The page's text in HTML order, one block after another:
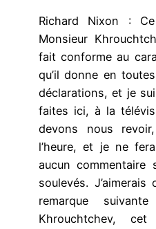
Richard Nixon :
Monsieur
fait conforme au
qu’il donne en
déclarations, et je
faites ici, à la
devons nous
l’heure, et je ne
aucun commentaire
soulevés.
remarque
Khrouchtchev,